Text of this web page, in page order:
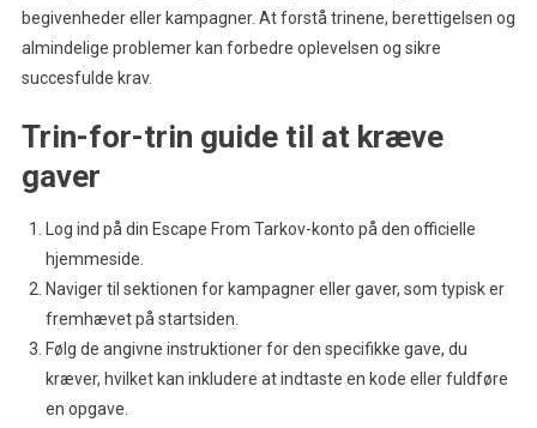
begivenheder eller kampagner. At forstå trinene, berettigelsen og
almindelige problemer kan forbedre oplevelsen og sikre
succesfulde krav.
Trin-for-trin guide til at kræve
gaver
Log ind på din Escape From Tarkov-konto på den officielle
hjemmeside.
Naviger til sektionen for kampagner eller gaver, som typisk er
fremhævet på startsiden.
Følg de angivne instruktioner for den specifikke gave, du
kræver, hvilket kan inkludere at indtaste en kode eller fuldføre
en opgave.